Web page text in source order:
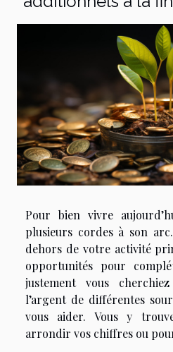
Pour bien vivre
plusieurs cordes à son
dehors de votre activité
opportunités pour
justement vous
l’argent de différentes
vous aider. Vous y
arrondir vos chiffres ou